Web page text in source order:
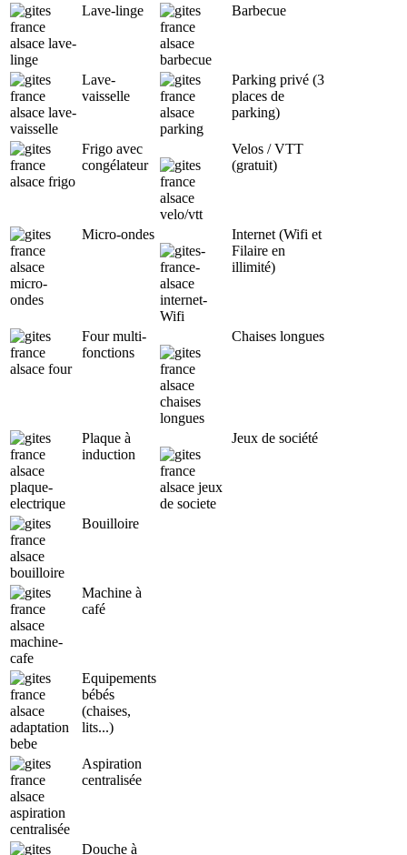
Lave-linge Barbecue
Lave-
vaisselle
Parking privé (3
places de
parking)
Frigo avec
congélateur
Velos / VTT
(gratuit)
Micro-ondes
Internet (Wifi et
Filaire en
illimité)
Four multi-
fonctions
Chaises longues
Plaque à
induction
Jeux de société
Bouilloire
Machine à
café
Equipements
bébés
(chaises,
lits...)
Aspiration
centralisée
Douche à